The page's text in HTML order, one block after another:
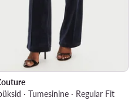
· Tumesinine · Regular Fit